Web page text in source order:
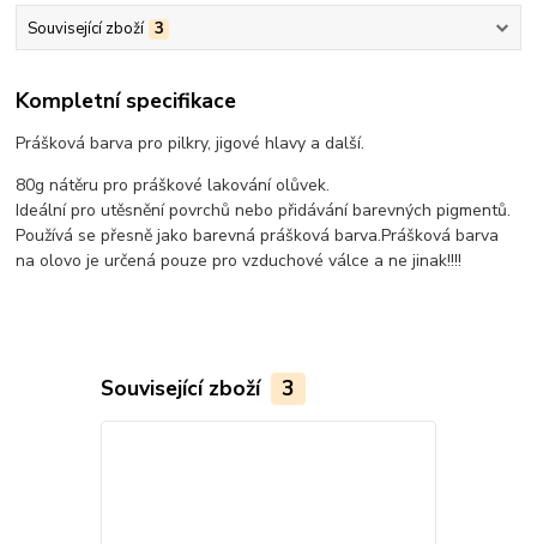
Související zboží 3
Kompletní specifikace
Prášková barva pro pilkry, jigové hlavy a další.
80g nátěru pro práškové lakování olůvek.
Ideální pro utěsnění povrchů nebo přidávání barevných pigmentů.
Používá se přesně jako barevná prášková barva.Prášková barva
na olovo je určená pouze pro vzduchové válce a ne jinak!!!!
Související zboží 3